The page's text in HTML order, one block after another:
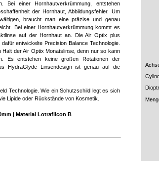
Bei einer Hornhautverkrümmung, entstehen
der Hornhaut, Abbildungsfehler. Um
braucht man eine präzise und genau
Bei einer Hornhautverkrümmung kommt es
auf der Hornhaut an. Die Air Optix plus
entwickelte Precision Balance Technologie.
der Air Optix Monatslinse, denn nur so kann
Es entstehen keine großen Rotationen der
HydraGlyde Linsendesign ist genau auf die
Technologie. Wie ein Schutzschild legt es sich
Lipide oder Rückstände von Kosmetik.
| Material Lotrafilcon B